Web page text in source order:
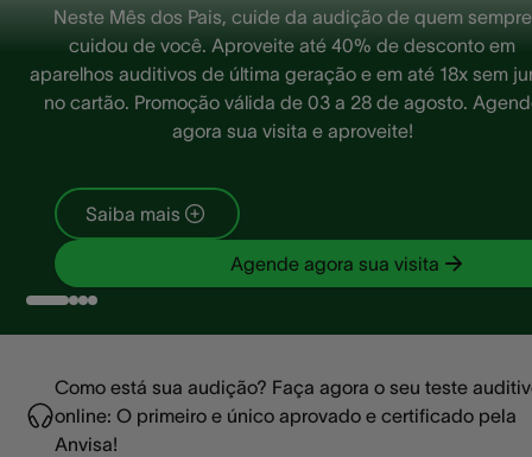
Neste Mês dos Pais, cuide da audição de quem sempre
cuidou de você. Aproveite até 40% de desconto em
aparelhos auditivos de última geração e em até 18x sem
no cartão. Promoção válida de 03 a 28 de agosto.
agora sua visita e aproveite!
Saiba mais
Agende agora sua visita
Como está sua audição? Faça agora o seu teste
online: O primeiro e único aprovado e certificado pela
Anvisa!